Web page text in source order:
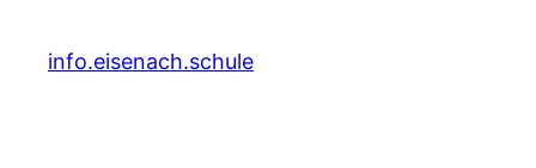
info.eisenach.schule